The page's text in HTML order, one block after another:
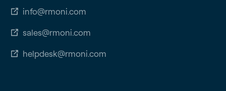
info@rmoni.com
sales@rmoni.com
helpdesk@rmoni.com